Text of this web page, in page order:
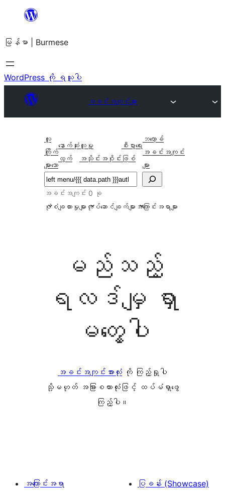
အကြောင်းအရာ
ကျော်သွား
ရန်
မြန်မာ | Burmese
WordPress ကို ရယူပါ
အခင်းအကျင်းများ
လူ
ကြိုက်
များသော
နောက်ဆုံး
ထွက်
လူမှု
အသိုင်းအဝိုင်း
စီးပွားရေး
ဖြစ်
ဘလော့ခ်
အခင်းအကျင်း
များ
ရှာ
ပါ
အခင်းအကျင်း 0 ခု
ပုံစံချထားမှုများ လုပ်ဆောင်ချက်များ အကြောင်းအရာများ
မည်သည့်
ရလဒ်မျှ ရှာ
မတွေ့ပါ
အခင်းအကျင်းအားလုံး ကို ကြည့်ရှုပါ
သို့မဟုတ် အခြားစကားလုံးဖြင့် ထပ်မံရှာဖွေ
ကြည့်ပါ။
အကြောင်းအရာ
ပြခန်း (Showcase)